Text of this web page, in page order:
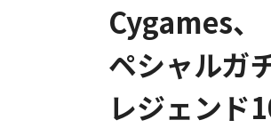
Cygames
ペシャルガ
レジェンド